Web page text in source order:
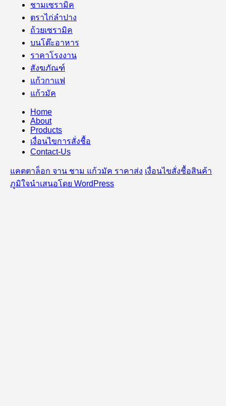
ชามเซรามิค
ตราไก่ลำปาง
ถ้วยเซรามิค
บนโต๊ะอาหาร
ราคาโรงงาน
สังฆภัณฑ์
แก้วกาแฟ
แก้วมัค
Home
About
Products
เงื่อนไขการสั่งชื้อ
Contact-Us
แคตตาล็อก จาน ชาม แก้วมัค ราคาส่ง เงื่อนไขสั่งชื้อสินค้า
ภูมิใจนำเสนอโดย WordPress